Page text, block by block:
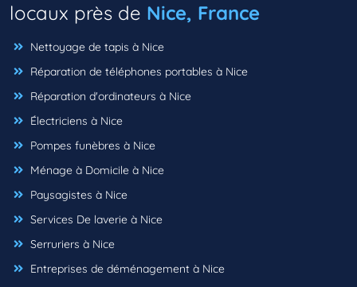
locaux près de Nice, France
Nettoyage de tapis à Nice
Réparation de téléphones portables à Nice
Réparation d'ordinateurs à Nice
Électriciens à Nice
Pompes funèbres à Nice
Ménage à Domicile à Nice
Paysagistes à Nice
Services De laverie à Nice
Serruriers à Nice
Entreprises de déménagement à Nice